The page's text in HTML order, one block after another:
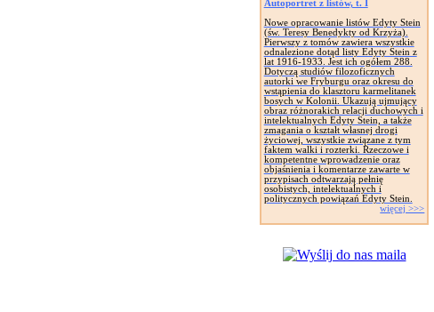
Autoportret z listów, t. I
Nowe opracowanie listów Edyty Stein
(św. Teresy Benedykty od Krzyża).
Pierwszy z tomów zawiera wszystkie
odnalezione dotąd listy Edyty Stein z
lat 1916-1933. Jest ich ogółem 288.
Dotyczą studiów filozoficznych
autorki we Fryburgu oraz okresu do
wstąpienia do klasztoru karmelitanek
bosych w Kolonii. Ukazują ujmujący
obraz różnorakich relacji duchowych i
intelektualnych Edyty Stein, a także
zmagania o kształt własnej drogi
życiowej, wszystkie związane z tym
faktem walki i rozterki. Rzeczowe i
kompetentne wprowadzenie oraz
objaśnienia i komentarze zawarte w
przypisach odtwarzają pełnię
osobistych, intelektualnych i
politycznych powiązań Edyty Stein.
więcej >>>